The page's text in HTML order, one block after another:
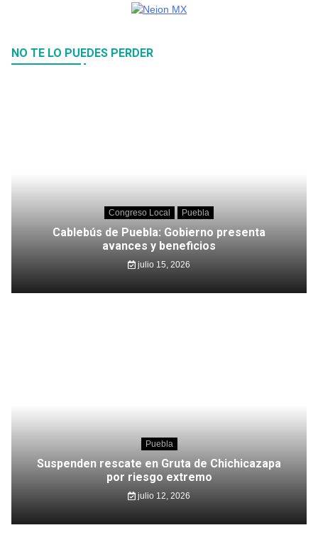
NO TE LO PUEDES PERDER
Congreso Local Puebla
Cablebús de Puebla: Gobierno presenta
avances y beneficios
julio 15, 2026
Puebla
Suspenden rescate en Gruta de Chichicazapa
por riesgo extremo
julio 12, 2026